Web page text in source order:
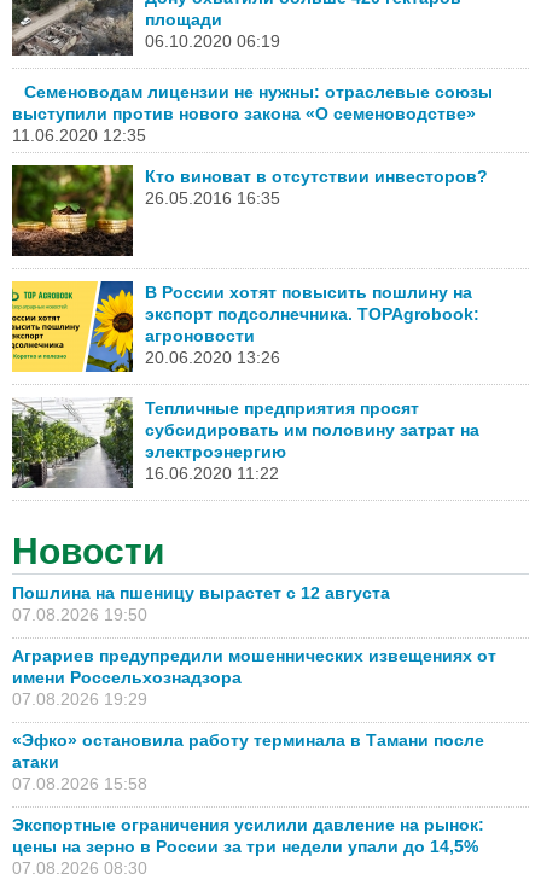
площади
06.10.2020 06:19
Семеноводам лицензии не нужны: отраслевые союзы
выступили против нового закона «О семеноводстве»
11.06.2020 12:35
Кто виноват в отсутствии инвесторов?
26.05.2016 16:35
В России хотят повысить пошлину на
экспорт подсолнечника. TOPAgrobook:
агроновости
20.06.2020 13:26
Тепличные предприятия просят
субсидировать им половину затрат на
электроэнергию
16.06.2020 11:22
Новости
Пошлина на пшеницу вырастет с 12 августа
07.08.2026 19:50
Аграриев предупредили мошеннических извещениях от
имени Россельхознадзора
07.08.2026 19:29
«Эфко» остановила работу терминала в Тамани после
атаки
07.08.2026 15:58
Экспортные ограничения усилили давление на рынок:
цены на зерно в России за три недели упали до 14,5%
07.08.2026 08:30